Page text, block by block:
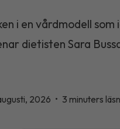
i en vårdmodell
dietisten Sara
2026 • 3 minuters